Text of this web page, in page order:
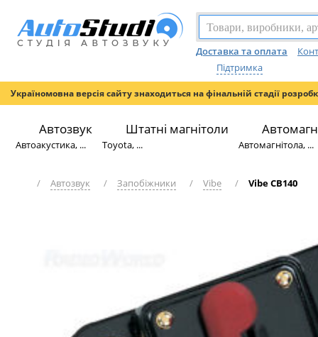
Доставка та оплата
Підтримка
Україномовна версія сайту знаходиться на фінальній стадії
Автозвук
Автоакустика, ...
Штатні магнітоли
Toyota, ... Автомагнітола, ...
/ Автозвук / Запобіжники / Vibe / Vibe CB140